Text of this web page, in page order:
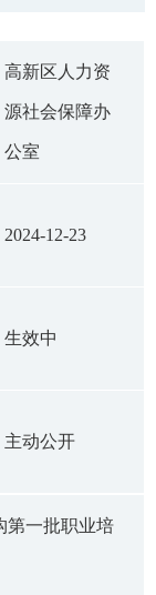
高新区人力资
源社会保障办
公室
2024-12-23
生效中
主动公开
第一批职业培